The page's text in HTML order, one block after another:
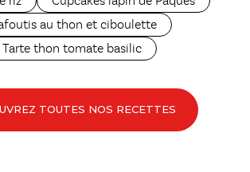
au thon et ciboulette
Tarte thon tomate basilic
TOUTES NOS RECETTES